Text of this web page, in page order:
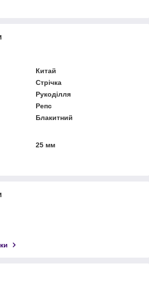
Китай
Стрічка
Рукоділля
Репс
Блакитний
25 мм